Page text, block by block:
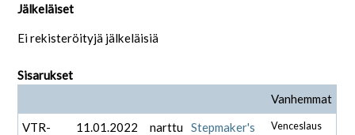
Jälkeläiset
Ei rekisteröityjä jälkeläisiä
Sisarukset
Vanhemmat
VTR-
11.01.2022 narttu Stepmaker's
Venceslaus